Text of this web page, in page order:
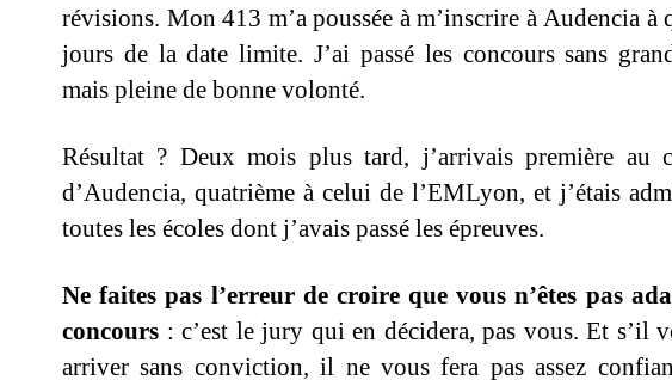
révisions. Mon 413 m’a poussée à m’inscrire à Audencia à
jours de la date limite. J’ai passé les concours sans
mais pleine de bonne volonté.
Résultat ? Deux mois plus tard, j’arrivais première au
d’Audencia, quatrième à celui de l’EMLyon, et j’étais
toutes les écoles dont j’avais passé les épreuves.
Ne faites pas l’erreur de croire que vous n’êtes pas
concours : c’est le jury qui en décidera, pas vous. Et s’il
arriver sans conviction, il ne vous fera pas assez